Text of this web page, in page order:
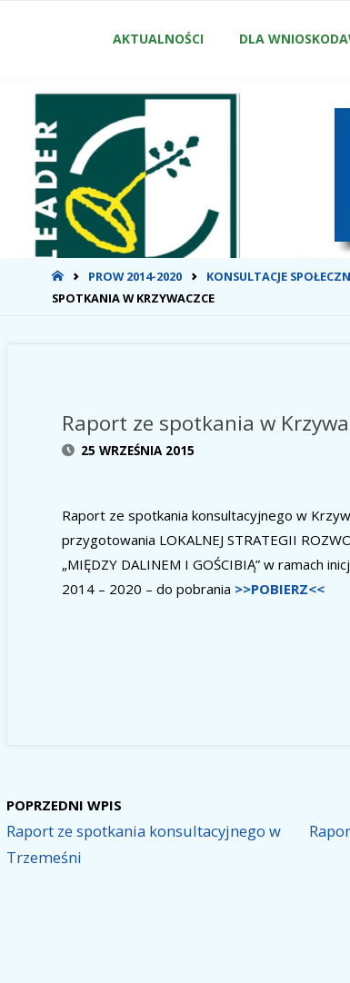
treści
AKTUALNOŚCI DLA
STRONA
GŁÓWNA
PROW 2014-2020 KONSULTACJE
SPOTKANIA W KRZYWACZCE
Raport ze spotkania w
25 WRZEŚNIA 2015
Raport ze spotkania konsultacyjnego w
przygotowania LOKALNEJ STRATEGII
„MIĘDZY DALINEM I GOŚCIBIĄ” w ramach
2014 – 2020 – do pobrania >>POBIERZ<<
POPRZEDNI WPIS
Raport ze spotkania konsultacyjnego w
Trzemeśni